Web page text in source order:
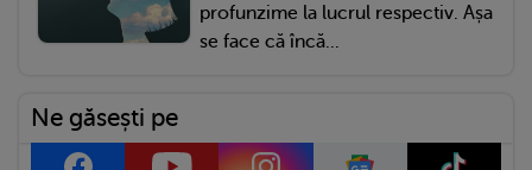
profunzime la lucrul respectiv. Așa
se face că încă...
Ne găsești pe